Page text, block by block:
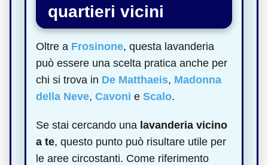
quartieri vicini
Oltre a Frosinone, questa lavanderia
può essere una scelta pratica anche per
chi si trova in De Matthaeis, Madonna
della Neve, Cavoni e Scalo.
Se stai cercando una lavanderia vicino
a te, questo punto può risultare utile per
le aree circostanti. Come riferimento